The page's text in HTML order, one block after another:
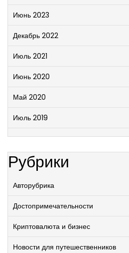
Июнь 2023
Декабрь 2022
Июль 2021
Июнь 2020
Май 2020
Июль 2019
Рубрики
Авторубрика
Достопримечательности
Криптовалюта и бизнес
Новости для путешественников